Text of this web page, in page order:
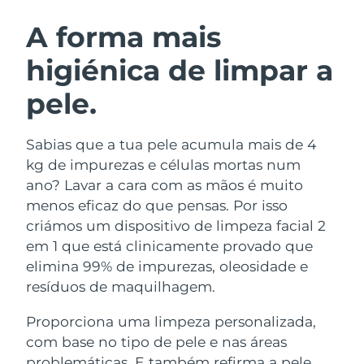
A forma mais
higiénica de limpar a
pele.
Sabias que a tua pele acumula mais de 4
kg de impurezas e células mortas num
ano? Lavar a cara com as mãos é muito
menos eficaz do que pensas. Por isso
criámos um dispositivo de limpeza facial 2
em 1 que está clinicamente provado que
elimina 99% de impurezas, oleosidade e
resíduos de maquilhagem.
Proporciona uma limpeza personalizada,
com base no tipo de pele e nas áreas
Limpeza facial
Anti-aging massage
LUNA™ 4 Plus
Massage, LED heating
LUNA™ 4 Men
Microcurrent toning
BEAR™ 2 go
Microcurrent toning on-the-go
BEAR™ 2 eyes & lips
Hidratação
UFO™ 3 kit
Deep facial hydration
UFO™ 3 LED
Near-infrared and red light therapy
device
Cuidado oral
issa™ 4
Hybrid silicone sonic toothbrush
Smart hybrid silicone sonic toothbrush
TRATAMENTO ANTIENVELHECIMENTO
FAQ™
Antienvelhecimento Tratamentos LED
Áustria
Barein Entrega prevista8/11/26
Bélgica
Bermudas Entrega prevista8/16/26
Bósnia e
Herzegovina
Entrega prevista8/13/26
Brunei Entrega prevista8/15/26
Bulgária Entrega prevista 8/10/26
Chile Entrega prevista